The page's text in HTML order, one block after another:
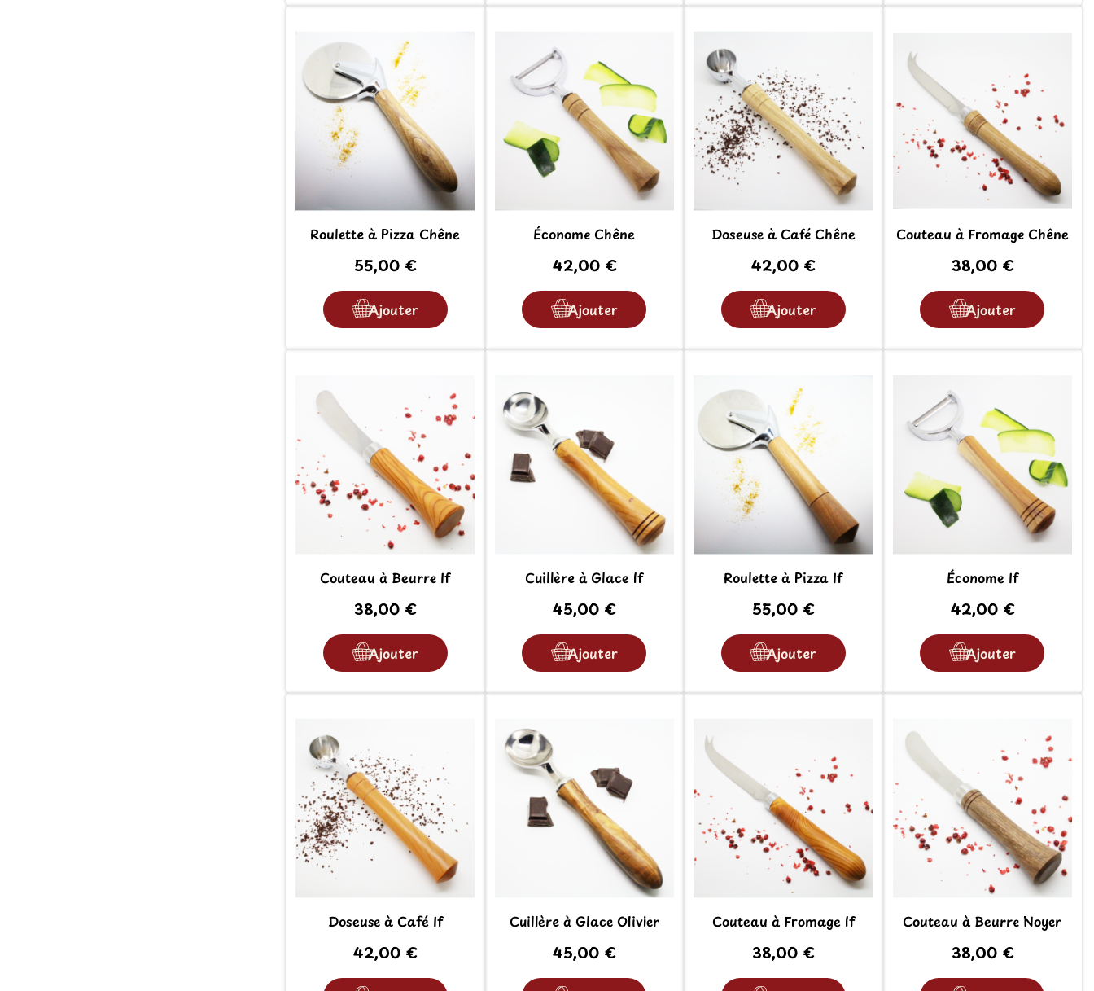
Roulette à Pizza Chêne
55,00 €
Ajouter
Économe Chêne
42,00 €
Ajouter
Doseuse à Café Chêne
42,00 €
Ajouter
Couteau à Fromage Chêne
38,00 €
Ajouter
Couteau à Beurre If
38,00 €
Ajouter
Cuillère à Glace If
45,00 €
Ajouter
Roulette à Pizza If
55,00 €
Ajouter
Économe If
42,00 €
Ajouter
Doseuse à Café If
42,00 €
Cuillère à Glace Olivier
45,00 €
Couteau à Fromage If
38,00 €
Couteau à Beurre Noyer
38,00 €